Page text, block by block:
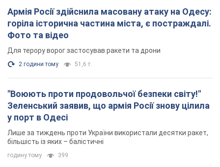
Армія Росії здійснила масовану атаку на Одесу:
горіла історична частина міста, є постраждалі.
Фото та відео
Для терору ворог застосував ракети та дрони
2 години тому 51,6 т.
"Воюють проти продовольчої безпеки світу!"
Зеленський заявив, що армія Росії знову цілила
у порт в Одесі
Лише за тиждень проти України використали десятки ракет,
більшість із яких – балістичні
годину тому 399